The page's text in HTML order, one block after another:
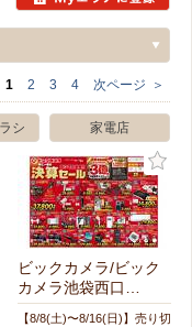
1 2 3 4 次ページ ＞
家電店
シ
ビックカメラ/ビック
カメラ池袋西口…
【8/8(土)〜8/16(日)】売り切